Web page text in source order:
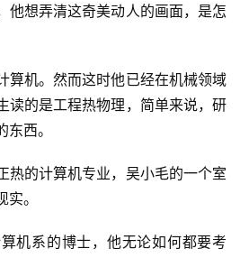
他想弄清这奇美动人的画面，是怎
算机。然而这时他已经在机械领域
读的是工程热物理，简单来说，研
西。
热的计算机专业，吴小毛的一个室
。
机系的博士，他无论如何都要考